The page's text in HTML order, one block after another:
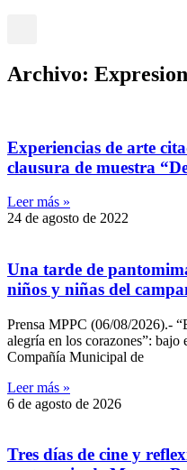
Archivo:
Experiencias de arte
clausura de muestra
Leer más »
24 de agosto de 2022
Una tarde de
niños y niñas del
Prensa MPPC (06/08/2026).-
alegría en los corazones”: bajo
Compañía Municipal de
Leer más »
6 de agosto de 2026
Tres días de cine y